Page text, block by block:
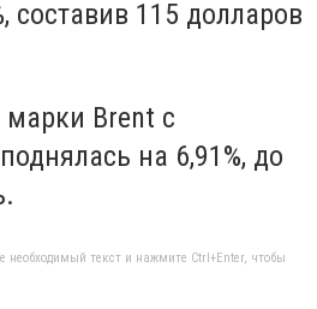
составив 115 долларов
Brent с
на 6,91%, до
текст и нажмите Ctrl+Enter, чтобы